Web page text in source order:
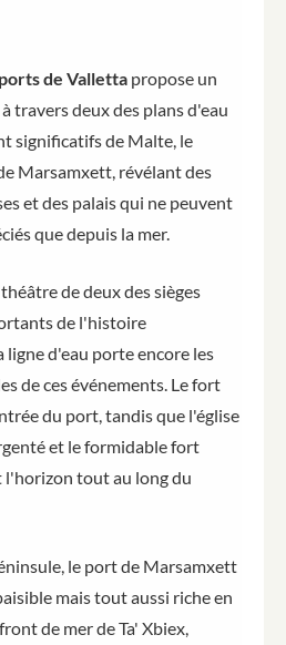
de Valletta propose un
travers deux des plans d'eau
significatifs de Malte, le
Marsamxett, révélant des
et des palais qui ne peuvent
que depuis la mer.
de deux des sièges
de l'histoire
ligne d'eau porte encore les
de ces événements. Le fort
du port, tandis que l'église
et le formidable fort
tout au long du
le port de Marsamxett
mais tout aussi riche en
de mer de Ta' Xbiex,